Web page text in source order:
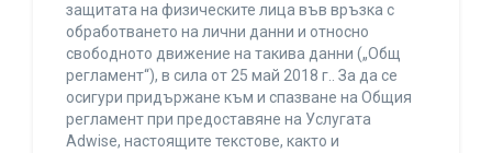
защитата на физическите лица във връзка с
обработването на лични данни и относно
свободното движение на такива данни („Общ
регламент“), в сила от 25 май 2018 г.. За да се
осигури придържане към и спазване на Общия
регламент при предоставяне на Услугата
Adwise, настоящите текстове, както и